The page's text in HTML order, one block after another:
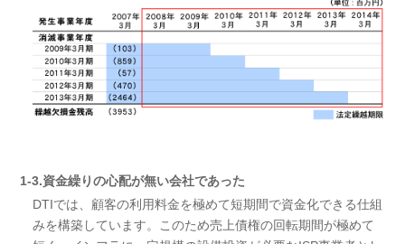
1-3.資金繰りの心配が無い会社であった
DTIでは、顧客の利用料金を極めて短期間で資金化できる仕組
みを構築しています。このため売上債権の回転期間が極めて